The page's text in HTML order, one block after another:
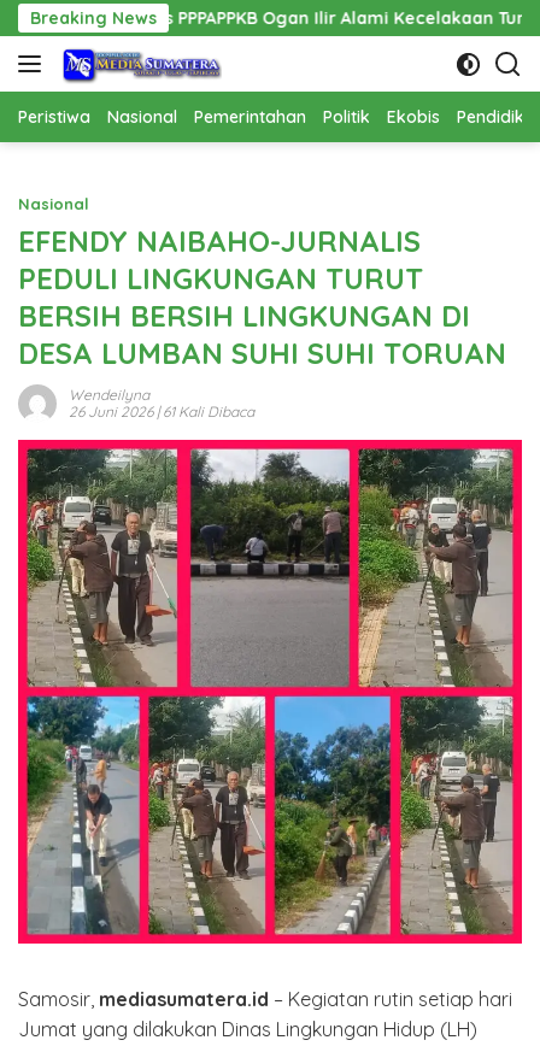
Langsung
ke
konten
Breaking NewsOgan Ilir Alami Kecelakaan Tunggal
Peristiwa Nasional Pemerintahan Politik Ekobis
Nasional
EFENDY NAIBAHO-JURNALIS
PEDULI LINGKUNGAN TURUT
BERSIH BERSIH LINGKUNGAN DI
DESA LUMBAN SUHI SUHI TORUAN
Wendeilyna
26 Juni 2026| 61 Kali Dibaca
Samosir, mediasumatera.id – Kegiatan rutin setiap hari
Jumat yang dilakukan Dinas Lingkungan Hidup (LH)